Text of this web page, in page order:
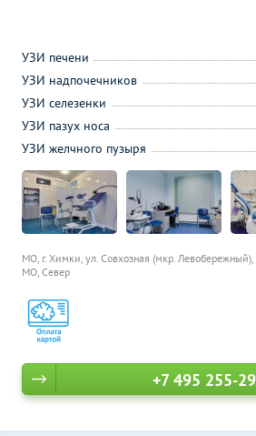
МО, г. Химки, ул. Совхозная (мкр. Левобережный),
МО, Север
УЗИ печени
УЗИ надпочечников
УЗИ селезенки
УЗИ пазух носа
УЗИ желчного пузыря
+7 495 255-